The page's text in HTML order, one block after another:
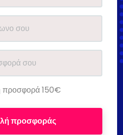
προσφορά 150€
προσφοράς